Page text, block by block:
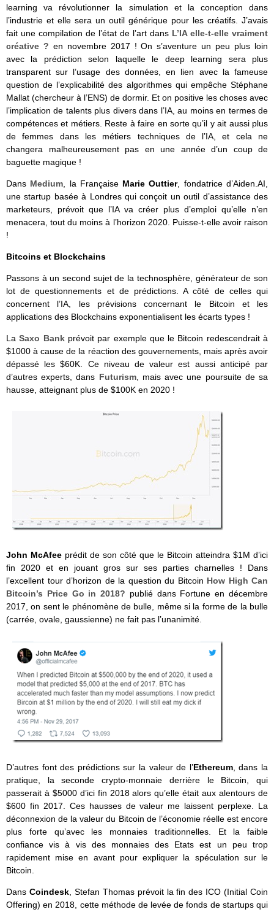
learning va révolutionner la simulation et la conception dans
l’industrie et elle sera un outil générique pour les créatifs. J’avais
fait une compilation de l’état de l’art dans L’IA elle-t-elle vraiment
créative ? en novembre 2017 ! On s’aventure un peu plus loin
avec la prédiction selon laquelle le deep learning sera plus
transparent sur l’usage des données, en lien avec la fameuse
question de l’explicabilité des algorithmes qui empêche Stéphane
Mallat (chercheur à l’ENS) de dormir. Et on positive les choses avec
l’implication de talents plus divers dans l’IA, au moins en termes de
compétences et métiers. Reste à faire en sorte qu’il y ait aussi plus
de femmes dans les métiers techniques de l’IA, et cela ne
changera malheureusement pas en une année d’un coup de
baguette magique !
Dans Medium , la Française Marie Outtier, fondatrice d’Aiden.AI,
une startup basée à Londres qui conçoit un outil d’assistance des
marketeurs,
prévoit que l’IA va créer plus d’emploi qu’elle n’en
menacera, tout du moins à l’horizon 2020. Puisse-t-elle avoir raison
!
Bitcoins et Blockchains
Passons à un second sujet de la technosphère, générateur de son
lot de questionnements et de prédictions. A côté de celles qui
concernent l’IA, les prévisions concernant le Bitcoin et les
applications des Blockchains exponentialisent les écarts types !
LaSaxo Bankprévoit par exemple que le Bitcoin redescendrait à
$1000 à cause de la réaction des gouvernements, mais après avoir
dépassé les $60K. Ce niveau de valeur est aussi anticipé par
d’autres experts, dans Futurism, mais avec une poursuite de sa
hausse, atteignant plus de $100K en 2020 !
John McAfee prédit de son côté que le Bitcoin atteindra $1M d’ici
fin 2020 et en jouant gros sur ses parties charnelles ! Dans
l’excellent tour d’horizon de la question du Bitcoin How High Can
Bitcoin’s Price Go in 2018? publié dans Fortune en décembre
2017, on sent le phénomène de bulle, même si la forme de la bulle
(carrée, ovale, gaussienne) ne fait pas l’unanimité.
D’autres font des prédictions sur la valeur de l’Ethereum, dans la
pratique, la seconde crypto-monnaie derrière le Bitcoin, qui
passerait à $5000 d’ici fin 2018 alors qu’elle était aux alentours de
$600 fin 2017. Ces hausses de valeur me laissent perplexe. La
déconnexion de la valeur du Bitcoin de l’économie réelle est encore
plus forte qu’avec les monnaies traditionnelles. Et la faible
confiance vis à vis des monnaies des Etats est un peu trop
rapidement mise en avant pour expliquer la spéculation sur le
Bitcoin.
Dans Coindesk, Stefan Thomas prévoit la fin des ICO (Initial Coin
Offering) en 2018, cette méthode de levée de fonds de startups qui